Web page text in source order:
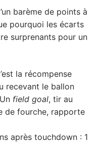
barème de points à
pourquoi les écarts
surprenants pour un
la récompense
recevant le ballon
field goal, tir au
de fourche, rapporte
après touchdown : 1